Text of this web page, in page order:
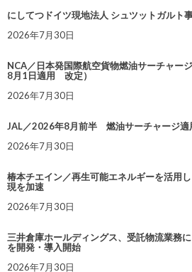
にしてつドイツ現地法人 シュツットガルト
2026年7月30日
NCA／日本発国際航空貨物燃油サーチャー
8月1日適用 改定）
2026年7月30日
JAL／2026年8月前半 燃油サーチャージ適
2026年7月30日
椿本チエイン／再生可能エネルギーを活用
現を加速
2026年7月30日
三井倉庫ホールディングス、受託物流業務
を開発・導入開始
2026年7月30日